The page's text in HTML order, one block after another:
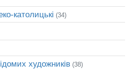
католицькі (34)
художників(38)